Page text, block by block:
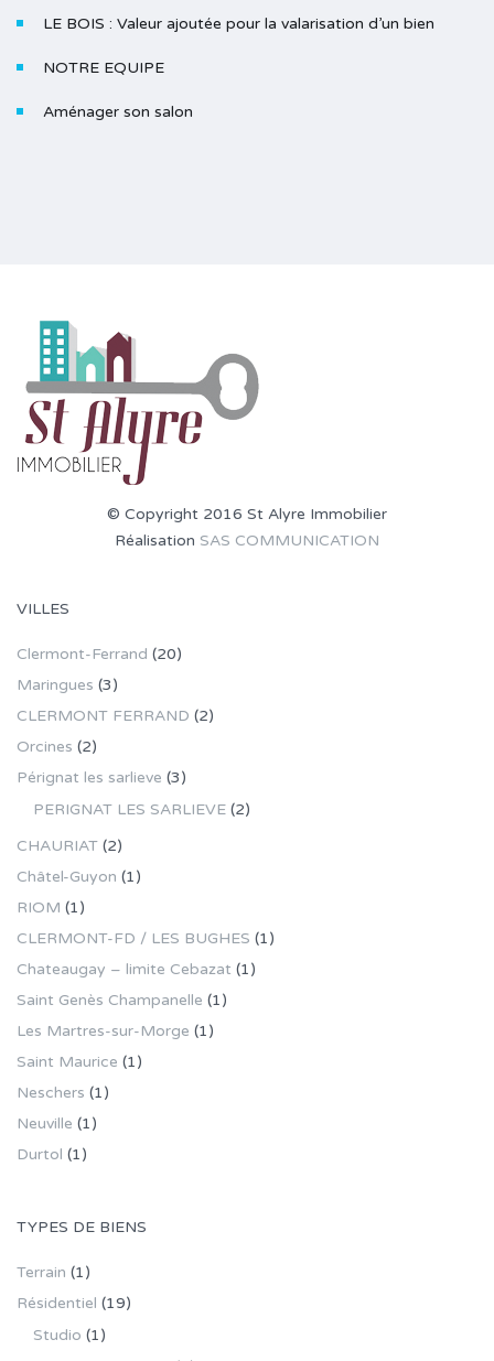
LE BOIS : Valeur ajoutée pour la valarisation d’un bien
NOTRE EQUIPE
Aménager son salon
© Copyright 2016 St Alyre Immobilier
Réalisation SAS COMMUNICATION
VILLES
Clermont-Ferrand (20)
Maringues (3)
CLERMONT FERRAND (2)
Orcines (2)
Pérignat les sarlieve (3)
PERIGNAT LES SARLIEVE (2)
CHAURIAT (2)
Châtel-Guyon (1)
RIOM (1)
CLERMONT-FD / LES BUGHES (1)
Chateaugay – limite Cebazat (1)
Saint Genès Champanelle (1)
Les Martres-sur-Morge (1)
Saint Maurice (1)
Neschers (1)
Neuville (1)
Durtol (1)
TYPES DE BIENS
Terrain (1)
Résidentiel (19)
Studio (1)